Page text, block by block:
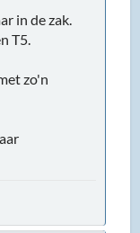
in de zak.
T5.
zo'n